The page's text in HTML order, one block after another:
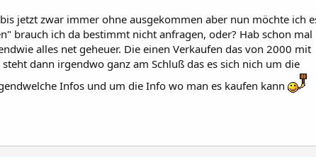
jetzt zwar immer ohne ausgekommen aber nun möchte ich
brauch ich da bestimmt nicht anfragen, oder? Hab schon mal
alles net geheuer. Die einen Verkaufen das von 2000 mit
dann irgendwo ganz am Schluß das es sich nich um die
Infos und um die Info wo man es kaufen kann